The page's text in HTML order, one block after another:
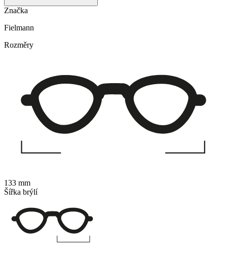
Značka
Fielmann
Rozměry
133 mm
Šířka brýlí